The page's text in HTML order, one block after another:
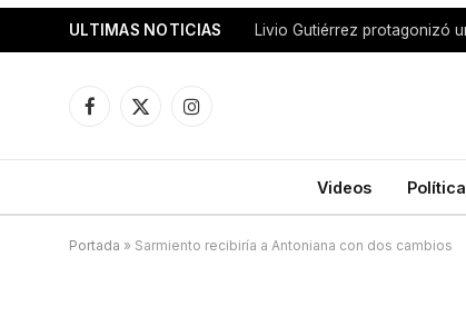
ULTIMAS NOTICIAS
Facebook
X
Instagram
Videos Política
Portada » Sarmiento recibiría a Antoniana con dos cambios